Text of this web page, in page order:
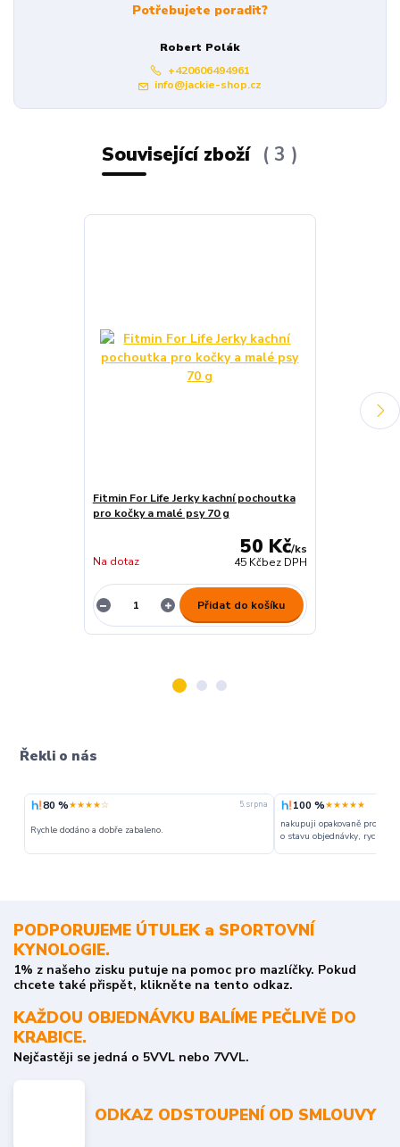
Potřebujete poradit?
Robert Polák
+420606494961
info@jackie-shop.cz
Související zboží 3
Fitmin For Life Jerky kachní pochoutka
pro kočky a malé psy 70 g
50 Kč/ks
45 Kčbez DPH
Na dotaz
Přidat do košíku
Řekli o nás
80 %★★★★☆ 5. srpna
Rychle dodáno a dobře zabaleno.
100 %★★★★★
nakupuji opakovaně pro
o stavu objednávky, rychlost
PODPORUJEME ÚTULEK a SPORTOVNÍ
KYNOLOGIE.
1% z našeho zisku putuje na pomoc pro mazlíčky. Pokud
chcete také přispět, klikněte na tento odkaz.
KAŽDOU OBJEDNÁVKU BALÍME PEČLIVĚ DO
KRABICE.
Nejčastěji se jedná o 5VVL nebo 7VVL.
ODKAZ ODSTOUPENÍ OD SMLOUVY